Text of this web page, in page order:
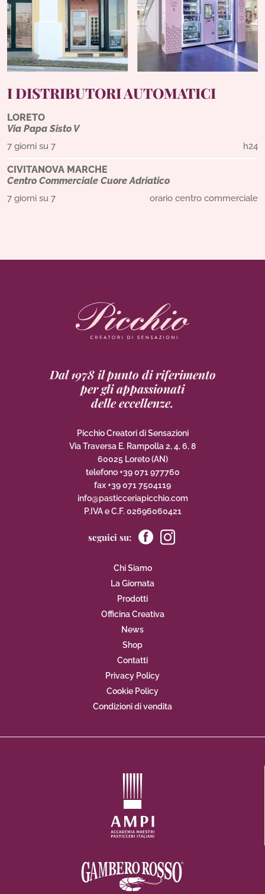
I DISTRIBUTORI AUTOMATICI
LORETO
Via Papa Sisto V
7 giorni su 7 h24
CIVITANOVA MARCHE
Centro Commerciale Cuore Adriatico
7 giorni su 7 orario centro commerciale
Dal 1978 il punto di riferimento
per gli appassionati
delle eccellenze.
Picchio Creatori di Sensazioni
Via Traversa E. Rampolla 2, 4, 6, 8
60025 Loreto (AN)
telefono +39 071 977760
fax +39 071 7504119
info@pasticceriapicchio.com
P.IVA e C.F. 02696060421
seguici su:
Chi Siamo
La Giornata
Prodotti
Officina Creativa
News
Shop
Contatti
Privacy Policy
Cookie Policy
Condizioni di vendita